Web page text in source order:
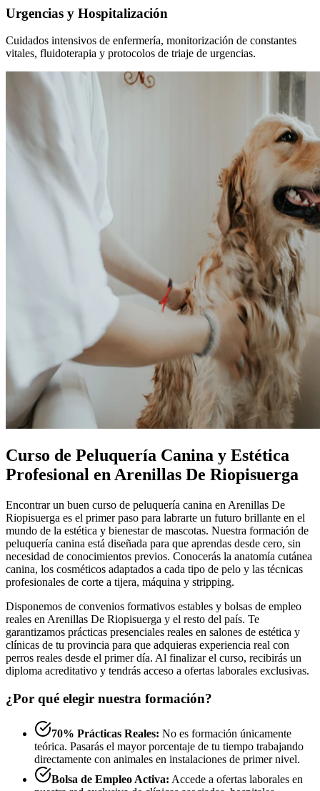
Urgencias y Hospitalización
Cuidados intensivos de enfermería, monitorización de constantes
vitales, fluidoterapia y protocolos de triaje de urgencias.
Curso de Peluquería Canina y Estética
Profesional en Arenillas De Riopisuerga
Encontrar un buen curso de peluquería canina en Arenillas De
Riopisuerga es el primer paso para labrarte un futuro brillante en el
mundo de la estética y bienestar de mascotas. Nuestra formación de
peluquería canina está diseñada para que aprendas desde cero, sin
necesidad de conocimientos previos. Conocerás la anatomía cutánea
canina, los cosméticos adaptados a cada tipo de pelo y las técnicas
profesionales de corte a tijera, máquina y stripping.
Disponemos de convenios formativos estables y bolsas de empleo
reales en Arenillas De Riopisuerga y el resto del país. Te
garantizamos prácticas presenciales reales en salones de estética y
clínicas de tu provincia para que adquieras experiencia real con
perros reales desde el primer día. Al finalizar el curso, recibirás un
diploma acreditativo y tendrás acceso a ofertas laborales exclusivas.
¿Por qué elegir nuestra formación?
70% Prácticas Reales: No es formación únicamente
teórica. Pasarás el mayor porcentaje de tu tiempo trabajando
directamente con animales en instalaciones de primer nivel.
Bolsa de Empleo Activa: Accede a ofertas laborales en